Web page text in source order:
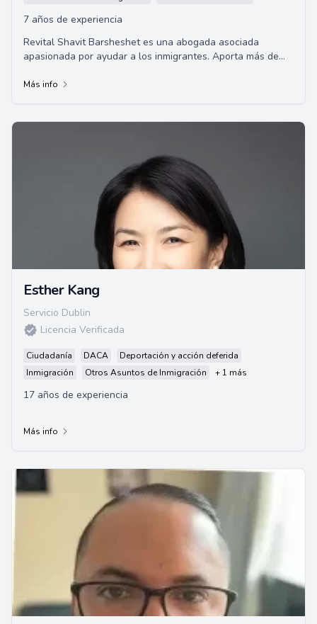
7 años de experiencia
Revital Shavit Barsheshet es una abogada asociada
apasionada por ayudar a los inmigrantes. Aporta más de
Más info
Esther Kang
Servicio Dublin
Licencia Verificada
Ciudadanía DACA
Deportación y acción deferida
Inmigración
Otros Asuntos de Inmigración + 1 más
17 años de experiencia
Más info